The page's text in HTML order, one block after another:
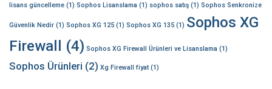
lisans güncelleme (1) Sophos Lisanslama (1) sophos satış (1) Sophos Senkronize
Güvenlik Nedir (1) Sophos XG 125 (1) Sophos XG 135 (1) Sophos XG
Firewall (4) Sophos XG Firewall Ürünleri ve Lisanslama (1)
Sophos Ürünleri (2) Xg Firewall fiyat (1)